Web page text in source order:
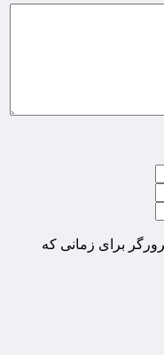
برای زمانی که